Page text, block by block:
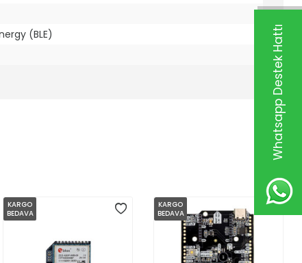
Whatsapp Destek Hattı
(BLE)
KARGO
BEDAVA
KARGO
BEDAVA